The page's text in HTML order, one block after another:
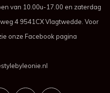
van 10.00u-17.00 en zaterdag
4 9541CX Vlagtwedde. Voor
onze Facebook pagina